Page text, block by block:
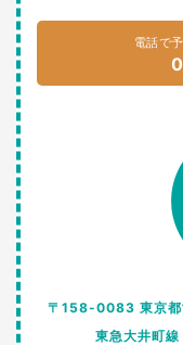
電話で
〒158-0083 東京
東急大井町